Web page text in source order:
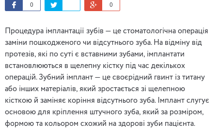
0 0
Процедура імплантації зубів — це стоматологічна операція
заміни пошкодженого чи відсутнього зуба. На відміну від
протезів, які по суті є вставними зубами, імплантати
встановлюються в щелепну кістку під час декількох
операцій. Зубний імплант — це своєрідний гвинт із титану
або інших матеріалів, який зростається зі щелепною
кісткою й заміняє коріння відсутнього зуба. Імплант слугує
основою для кріплення штучного зуба, який за розміром,
формою та кольором схожий на здорові зуби пацієнта.